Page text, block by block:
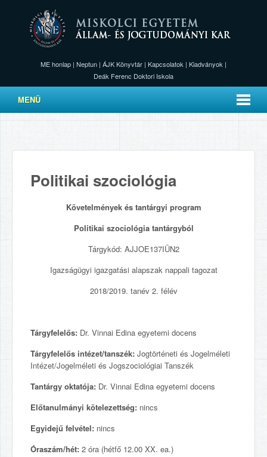
ME honlap | Neptun | ÁJK Könyvtár | Kapcsolatok | Kiadványok |
Deák Ferenc Doktori Iskola
MENÜ
Politikai szociológia
Követelmények és tantárgyi program
Politikai szociológia tantárgyból
Tárgykód: AJJOE137IÜN2
Igazságügyi igazgatási alapszak nappali tagozat
2018/2019. tanév 2. félév
Tárgyfelelős: Dr. Vinnai Edina egyetemi docens
Tárgyfelelős intézet/tanszék: Jogtörténeti és Jogelméleti
Intézet/Jogelméleti és Jogszociológiai Tanszék
Tantárgy oktatója: Dr. Vinnai Edina egyetemi docens
Előtanulmányi kötelezettség: nincs
Egyidejű felvétel: nincs
Óraszám/hét: 2 óra (hétfő 12.00 XX. ea.)